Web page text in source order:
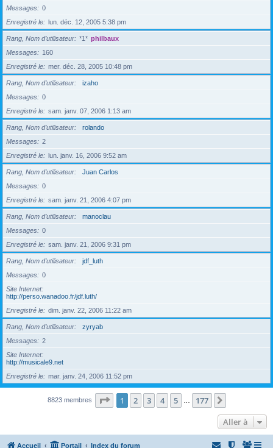
Messages
0
Enregistré le
lun. déc. 12, 2005 5:38 pm
Rang, Nom d’utilisateur *1* philbaux
Messages
160
Enregistré le
mer. déc. 28, 2005 10:48 pm
Rang, Nom d’utilisateur
izaho
Messages
0
Enregistré le
sam. janv. 07, 2006 1:13 am
Rang, Nom d’utilisateur
rolando
Messages
2
Enregistré le
lun. janv. 16, 2006 9:52 am
Rang, Nom d’utilisateur
Juan Carlos
Messages
0
Enregistré le
sam. janv. 21, 2006 4:07 pm
Rang, Nom d’utilisateur
manoclau
Messages
0
Enregistré le
sam. janv. 21, 2006 9:31 pm
Rang, Nom d’utilisateur
jdf_luth
Messages
0
Site Internet
http://perso.wanadoo.fr/jdf.luth/
Enregistré le
dim. janv. 22, 2006 11:22 am
Rang, Nom d’utilisateur
zyryab
Messages
2
Site Internet
http://musicale9.net
Enregistré le
mar. janv. 24, 2006 11:52 pm
8823 membres Page 1sur177
1 2 3 4 5 177
Aller à
Accueil Portail Index du forum